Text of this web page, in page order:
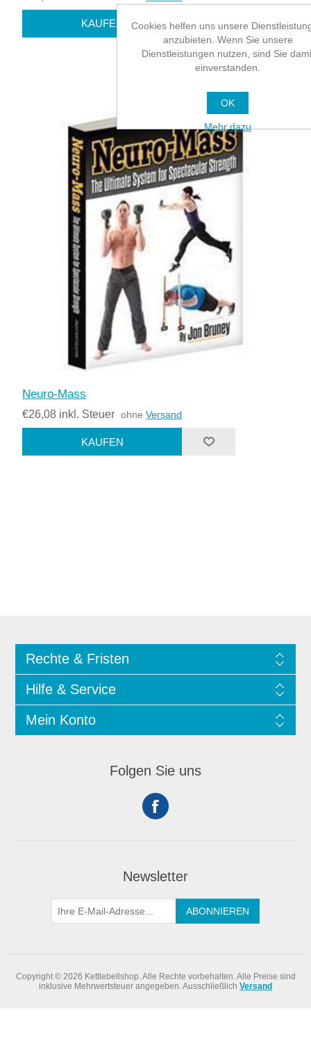
Neuro-Mass
€26,08 inkl. Steuer ohneVersand
Rechte & Fristen
Hilfe & Service
Mein Konto
Folgen Sie uns
Newsletter
Copyright © 2026 Kettlebellshop. Alle Rechte vorbehalten.Alle Preise sind
inklusive Mehrwertsteuer angegeben. Ausschließlich Versand
Cookies helfen uns unsere
anzubieten. Wenn Sie unsere
Dienstleistungen nutzen, sind Sie
einverstanden.
OK
Mehr dazu